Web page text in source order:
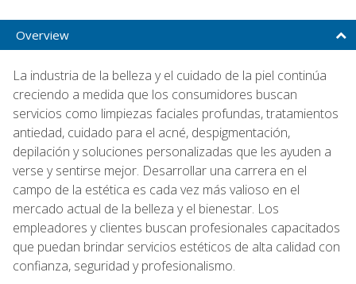
Overview
La industria de la belleza y el cuidado de la piel continúa
creciendo a medida que los consumidores buscan
servicios como limpiezas faciales profundas, tratamientos
antiedad, cuidado para el acné, despigmentación,
depilación y soluciones personalizadas que les ayuden a
verse y sentirse mejor. Desarrollar una carrera en el
campo de la estética es cada vez más valioso en el
mercado actual de la belleza y el bienestar. Los
empleadores y clientes buscan profesionales capacitados
que puedan brindar servicios estéticos de alta calidad con
confianza, seguridad y profesionalismo.